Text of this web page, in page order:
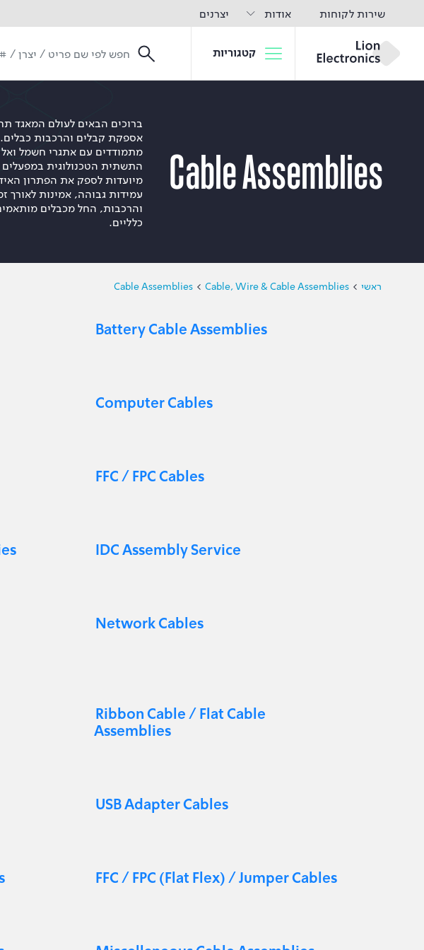
קטגוריות
שירות לקוחות אודות יצרנים
Cable Assemblies
ברוכים הבאים לעולם המאגד
אספקת קבלים והרכבות
מתמודדים עם אתגרי חשמל
התשתית הטכנולוגית
מיועדות לספק את הפתרון
עמידות גבוהה, אמינות לאורך
והרכבות, החל מכבלים
כלליים.
ראשי Cable, Wire & Cable Assemblies
Cable Assemblies
Battery Cable Assemblies
Computer Cables
FFC / FPC Cables
IDC Assembly Service
Network Cables
Ribbon Cable / Flat Cable
Assemblies
USB Adapter Cables
FFC / FPC (Flat Flex) / Jumper Cables